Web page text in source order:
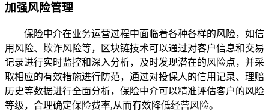
加强风险管理
保险中介在业务运营过程中面临着各种各样的风险，如信
用风险、欺诈风险等，区块链技术可以通过对客户信息和交易
记录进行实时监控和深入分析，及时发现潜在的风险点，并采
取相应的有效措施进行防范，通过对投保人的信用记录、理赔
历史等数据进行全面分析，保险中介可以精准评估客户的风险
等级，合理确定保险费率,从而有效降低经营风险。